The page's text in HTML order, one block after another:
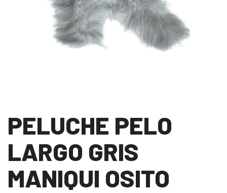
PELUCHE PELO
LARGO GRIS
MANIQUI OSITO